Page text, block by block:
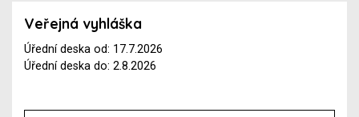
Veřejná vyhláška
Úřední deska od: 17.7.2026
Úřední deska do: 2.8.2026